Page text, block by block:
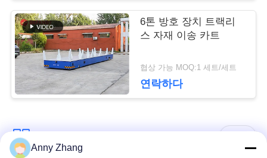
뉴
스
인
문
6톤 방호 장치 트랙리
스 자재 이송 카트
협상 가능 MOQ:1 세트/세트
연락하다
Anny Zhang